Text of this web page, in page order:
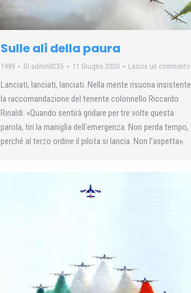
Sulle ali della paura
1999 Di admin8235 11 Giugno 2020 Lascia un commento
Lanciati, lanciati, lanciati. Nella mente risuona insistente
la raccomandazione del tenente colonnello Riccardo
Rinaldi. «Quando sentirà gridare per tre volte questa
parola, tiri la maniglia dell’emergenza. Non perda tempo,
perché al terzo ordine il pilota si lancia. Non l’aspetta».